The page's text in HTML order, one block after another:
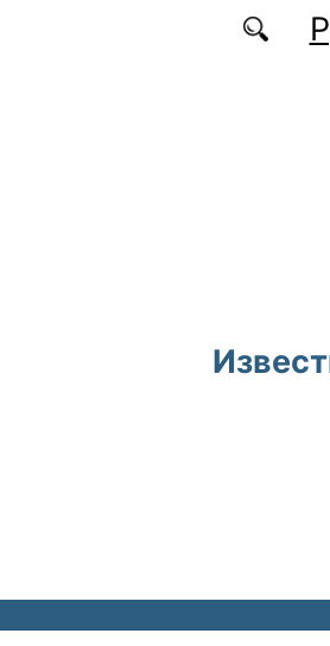
Перейти к основному